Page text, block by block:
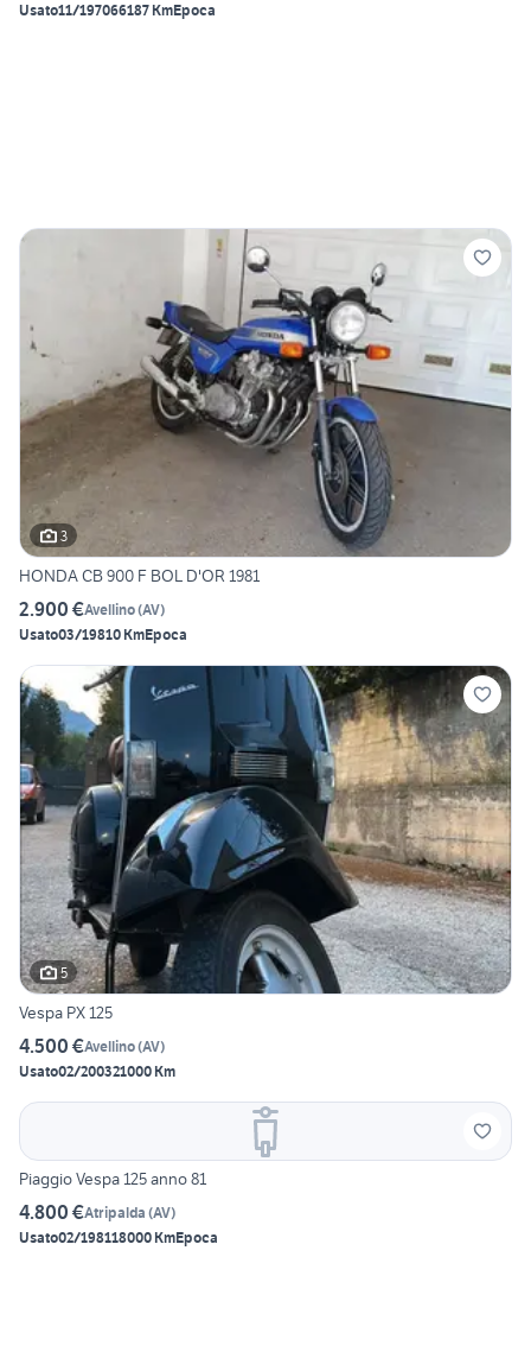
Usato11/197066187 KmEpoca
3
HONDA CB 900 F BOL D'OR 1981
2.900 €Avellino(AV)
Usato03/19810 KmEpoca
5
Vespa PX 125
4.500 €Avellino(AV)
Usato02/200321000 Km
Piaggio Vespa 125 anno 81
4.800 €Atripalda (AV)
Usato02/198118000 KmEpoca